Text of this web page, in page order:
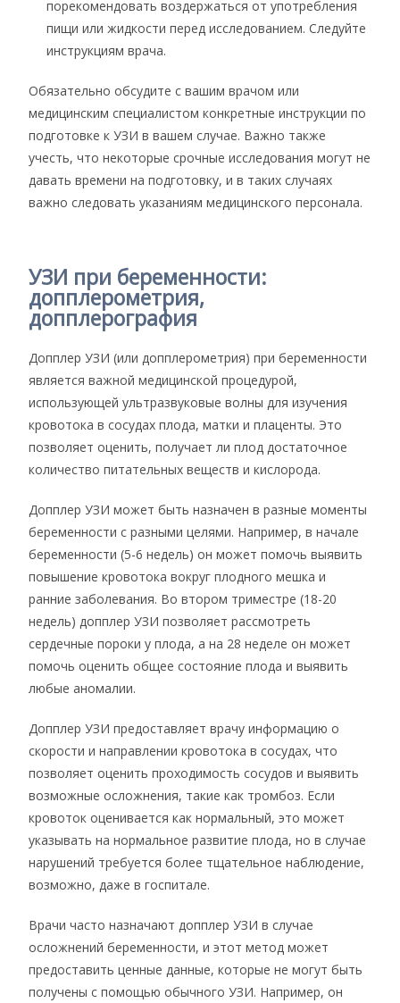
порекомендовать воздержаться от употребления
пищи или жидкости перед исследованием. Следуйте
инструкциям врача.
Обязательно обсудите с вашим врачом или
медицинским специалистом конкретные инструкции по
подготовке к УЗИ в вашем случае. Важно также
учесть, что некоторые срочные исследования могут не
давать времени на подготовку, и в таких случаях
важно следовать указаниям медицинского персонала.
УЗИ при беременности:
допплерометрия,
допплерография
Допплер УЗИ (или допплерометрия) при беременности
является важной медицинской процедурой,
использующей ультразвуковые волны для изучения
кровотока в сосудах плода, матки и плаценты. Это
позволяет оценить, получает ли плод достаточное
количество питательных веществ и кислорода.
Допплер УЗИ может быть назначен в разные моменты
беременности с разными целями. Например, в начале
беременности (5-6 недель) он может помочь выявить
повышение кровотока вокруг плодного мешка и
ранние заболевания. Во втором триместре (18-20
недель) допплер УЗИ позволяет рассмотреть
сердечные пороки у плода, а на 28 неделе он может
помочь оценить общее состояние плода и выявить
любые аномалии.
Допплер УЗИ предоставляет врачу информацию о
скорости и направлении кровотока в сосудах, что
позволяет оценить проходимость сосудов и выявить
возможные осложнения, такие как тромбоз. Если
кровоток оценивается как нормальный, это может
указывать на нормальное развитие плода, но в случае
нарушений требуется более тщательное наблюдение,
возможно, даже в госпитале.
Врачи часто назначают допплер УЗИ в случае
осложнений беременности, и этот метод может
предоставить ценные данные, которые не могут быть
получены с помощью обычного УЗИ. Например, он